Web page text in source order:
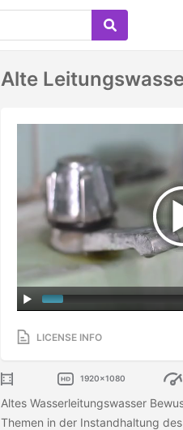
Alte
LICENSE INFO
1920x1080
Altes Wasserleitungswasser
Themen in der Instandhaltung